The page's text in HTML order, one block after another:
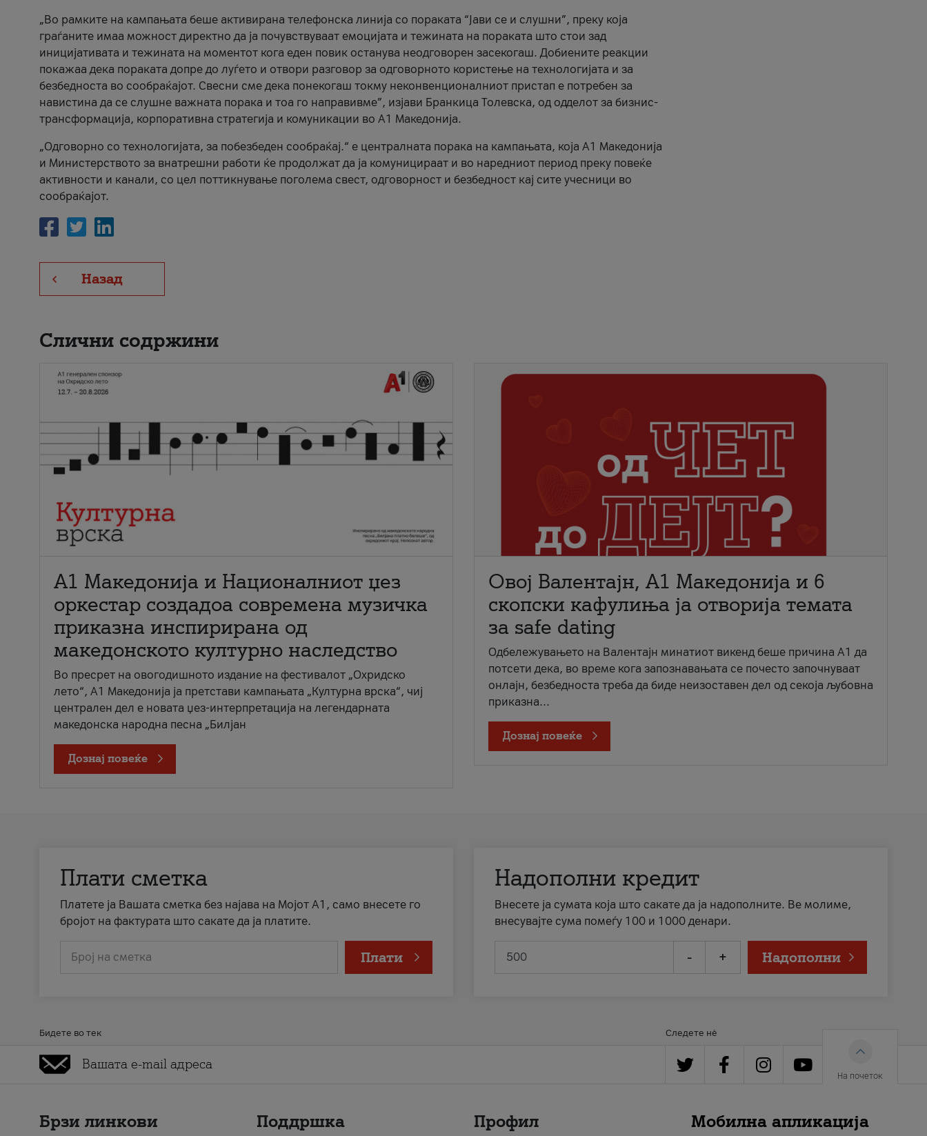
„Во рамките на кампањата беше активирана телефонска линија со пораката “Јави се и слушни”, преку која
граѓаните имаа можност директно да ја почувствуваат емоцијата и тежината на пораката што стои зад
иницијативата и тежината на моментот кога еден повик останува неодговорен засекогаш. Добиените реакции
покажаа дека пораката допре до луѓето и отвори разговор за одговорното користење на технологијата и за
безбедноста во сообраќајот. Свесни сме дека понекогаш токму неконвенционалниот пристап е потребен за
навистина да се слушне важната порака и тоа го направивме”, изјави Бранкица Толевска, од одделот за бизнис-
трансформација, корпоративна стратегија и комуникации во А1 Македонија.
„Одговорно со технологијата, за побезбеден сообраќај.“ е централната порака на кампањата, која A1 Македонија
и Министерството за внатрешни работи ќе продолжат да ја комуницираат и во наредниот период преку повеќе
активности и канали, со цел поттикнување поголема свест, одговорност и безбедност кај сите учесници во
сообраќајот.
Назад
Слични содржини
А1 Македонија и Националниот џез
оркестар создадоа современа музичка
приказна инспирирана од
македонското културно наследство
Во пресрет на овогодишното издание на фестивалот „Охридско
лето“, А1 Македонија ја претстави кампањата „Културна врска“, чиј
централен дел е новата џез-интерпретација на легендарната
македонска народна песна „Билјан
Дознај повеќе
Овој Валентајн, A1 Македонија и 6
скопски кафулиња ја отворија темата
за safe dating
Одбележувањето на Валентајн минатиот викенд беше причина А1 да
потсети дека, во време кога запознавањата се почесто започнуваат
онлајн, безбедноста треба да биде неизоставен дел од секоја љубовна
приказна...
Дознај повеќе
Плати сметка
Платете ја Вашата сметка без најава на Мојот А1, само внесете го
бројот на фактурата што сакате да ја платите.
Број на сметка Плати
Надополни кредит
Внесете ја сумата која што сакате да ја надополните. Ве молиме,
внесувајте сума помеѓу 100 и 1000 денари.
- + Надополни
Бидете во тек Следете нè
На почеток
Брзи линкови Поддршка Профил Мобилна апликација